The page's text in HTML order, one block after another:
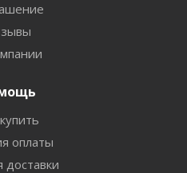
оплаты
доставки